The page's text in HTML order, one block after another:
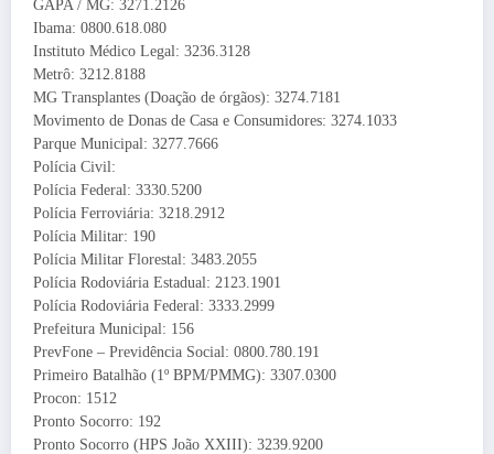
GAPA / MG: 3271.2126
Ibama: 0800.618.080
Instituto Médico Legal: 3236.3128
Metrô: 3212.8188
MG Transplantes (Doação de órgãos): 3274.7181
Movimento de Donas de Casa e Consumidores: 3274.1033
Parque Municipal: 3277.7666
Polícia Civil:
Polícia Federal: 3330.5200
Polícia Ferroviária: 3218.2912
Polícia Militar: 190
Polícia Militar Florestal: 3483.2055
Polícia Rodoviária Estadual: 2123.1901
Polícia Rodoviária Federal: 3333.2999
Prefeitura Municipal: 156
PrevFone – Previdência Social: 0800.780.191
Primeiro Batalhão (1º BPM/PMMG): 3307.0300
Procon: 1512
Pronto Socorro: 192
Pronto Socorro (HPS João XXIII): 3239.9200